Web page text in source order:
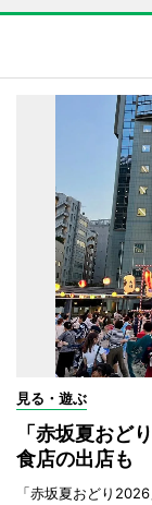
見る・遊ぶ
「赤坂夏おど
食店の出店も
「赤坂夏おどり